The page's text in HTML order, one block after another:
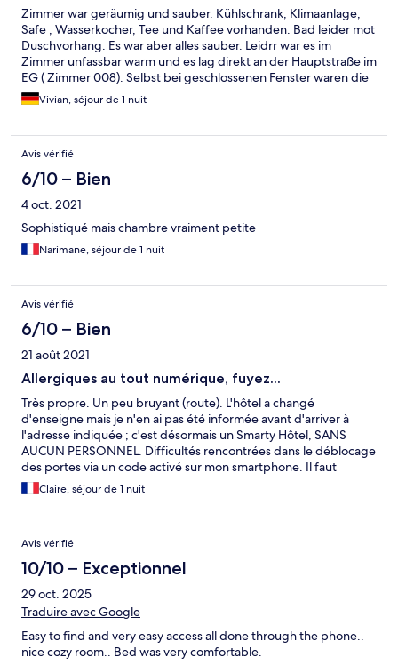
Zimmer war geräumig und sauber. Kühlschrank, Klimaanlage,
Safe , Wasserkocher, Tee und Kaffee vorhanden. Bad leider mot
Duschvorhang. Es war aber alles sauber. Leidrr war es im
Zimmer unfassbar warm und es lag direkt an der Hauptstraße im
EG ( Zimmer 008). Selbst bei geschlossenen Fenster waren die
Autos zu hören. Parkplatz sehr klein und eng. Wir haben lieber
an der Straße geparkt. Das war ok. Bei ddr Buchung voelkeicut
Aufzug vorhanden.
Vivian, séjour de 1 nuit
Avis vérifié
6/10 – Bien
4 oct. 2021
Sophistiqué mais chambre vraiment petite
Narimane, séjour de 1 nuit
Avis vérifié
6/10 – Bien
21 août 2021
Allergiques au tout numérique, fuyez...
Très propre. Un peu bruyant (route). L'hôtel a changé
d'enseigne mais je n'en ai pas été informée avant d'arriver à
l'adresse indiquée ; c'est désormais un Smarty Hôtel, SANS
AUCUN PERSONNEL. Difficultés rencontrées dans le déblocage
des portes via un code activé sur mon smartphone. Il faut
comprendre que le déblocage se fait via un appui long... Si vous
n'avez pas de smartphone ou plus de batterie, préparez-vous à
quelqu'un se déplace...
Claire, séjour de 1 nuit
Avis vérifié
10/10 – Exceptionnel
29 oct. 2025
Traduire avec Google
Easy to find and very easy access all done through the phone..
nice cozy room.. Bed was very comfortable.